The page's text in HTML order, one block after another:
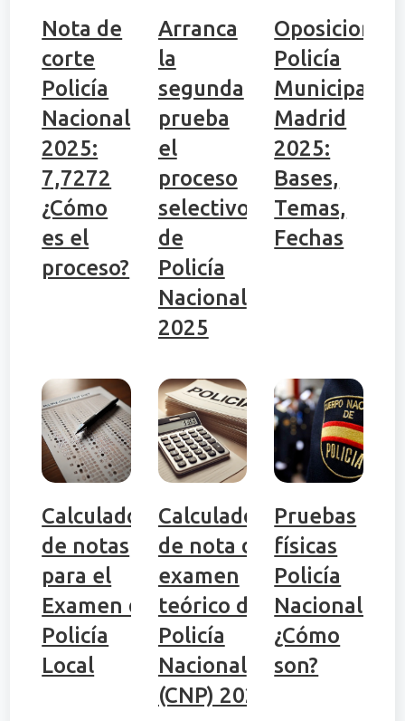
Nota de
corte
Policía
Nacional
2025:
7,7272
¿Cómo
es el
proceso?
Arranca
la
segunda
prueba
el
proceso
selectivo
de
Policía
Nacional
2025
Oposiciones
Policía
Municipal
Madrid
2025:
Bases,
Temas,
Fechas
Calculadora
de notas
para el
Examen de
Policía
Local
Calculadora
de nota del
examen
teórico de
Policía
Nacional
(CNP) 2026
Pruebas
físicas
Policía
Nacional:
¿Cómo
son?